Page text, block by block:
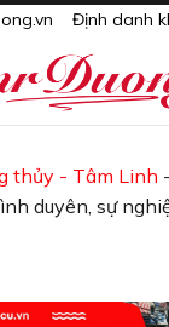
Định danh
thủy - Tâm Linh -
duyên, sự